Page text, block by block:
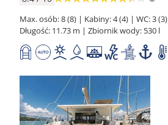
Max. osób: 8 (8) | Kabiny: 4 (4) | WC: 3 (3)
Długość: 11.73 m | Zbiornik wody: 530 l